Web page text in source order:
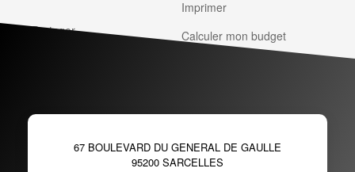
Imprimer
Partager
Calculer mon budget
67 BOULEVARD DU GENERAL DE GAULLE
95200 SARCELLES